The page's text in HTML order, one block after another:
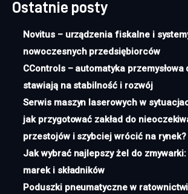
Ostatnie posty
Novitus – urządzenia fiskalne i
nowoczesnych przedsiębiorców
CControls – automatyka
stawiają na stabilność i rozwój
Serwis maszyn laserowych w
jak przygotować zakład do
przestojów i szybciej wrócić na rynek?
Jak wybrać najlepszy żel do
marek i składników
Poduszki pneumatyczne w